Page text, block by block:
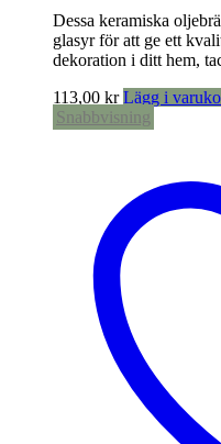
Dessa keramiska
glasyr för att ge ett
dekoration i ditt hem,
113,00 kr Lägg i
Snabbvisning